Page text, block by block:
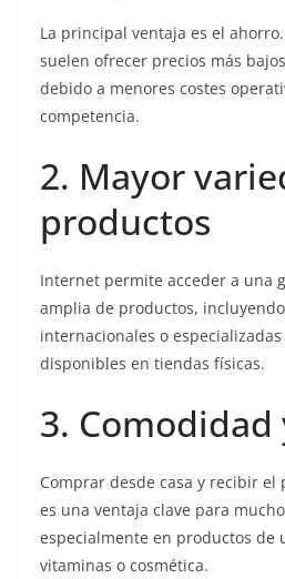
La principal ventaja es el
suelen ofrecer precios más
debido a menores costes
competencia.
2. Mayor
productos
Internet permite acceder a una
amplia de productos,
internacionales o
disponibles en tiendas físicas.
3. Comodidad
Comprar desde casa y recibir
es una ventaja clave para
especialmente en productos de
vitaminas o cosmética.